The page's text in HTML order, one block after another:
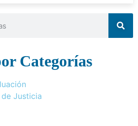
Categorías
Justicia